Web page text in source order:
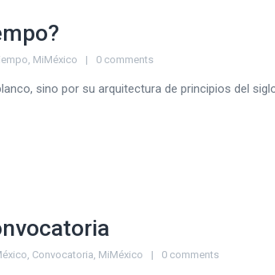
, MiMéxico 0 comments
sino por su arquitectura de principios del
, Convocatoria, MiMéxico 0 comments